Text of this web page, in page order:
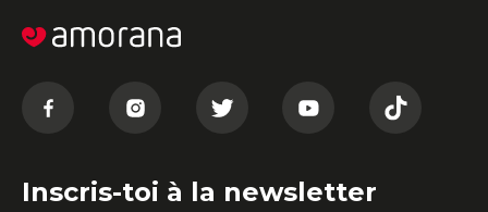
Inscris-toi à la newsletter